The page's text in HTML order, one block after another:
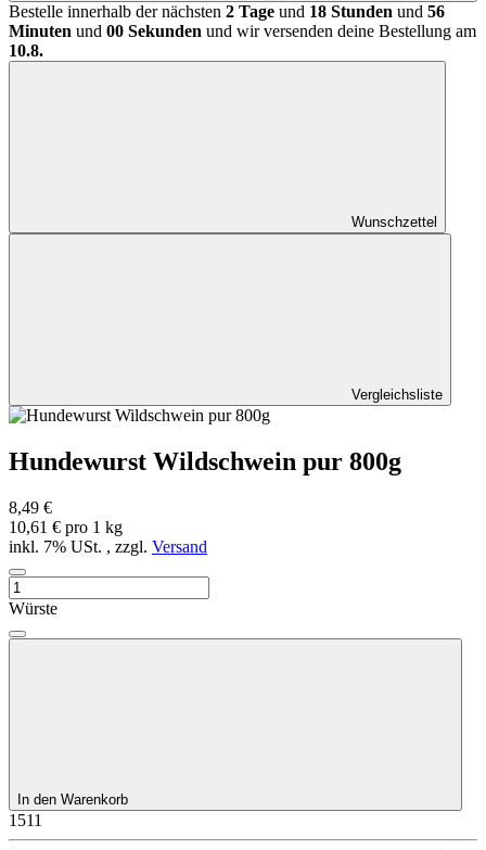
Bestelle innerhalb der nächsten 2 Tage und 18 Stunden und 56
Minuten und 00 Sekunden und wir versenden deine Bestellung am
10.8.
Wunschzettel
Vergleichsliste
Hundewurst Wildschwein pur 800g
8,49 €
10,61 € pro 1 kg
inkl. 7% USt. , zzgl. Versand
Würste
In den Warenkorb
1511